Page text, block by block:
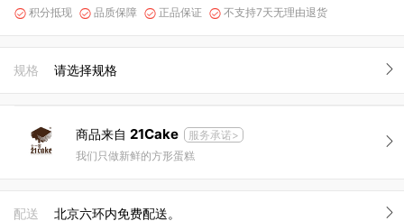
 积分抵现  品质保障  正品保证  不支持7天无理由退货
规格 请选择规格
商品来自 21Cake
服务承诺>
我们只做新鲜的方形蛋糕
配送 北京六环内免费配送。